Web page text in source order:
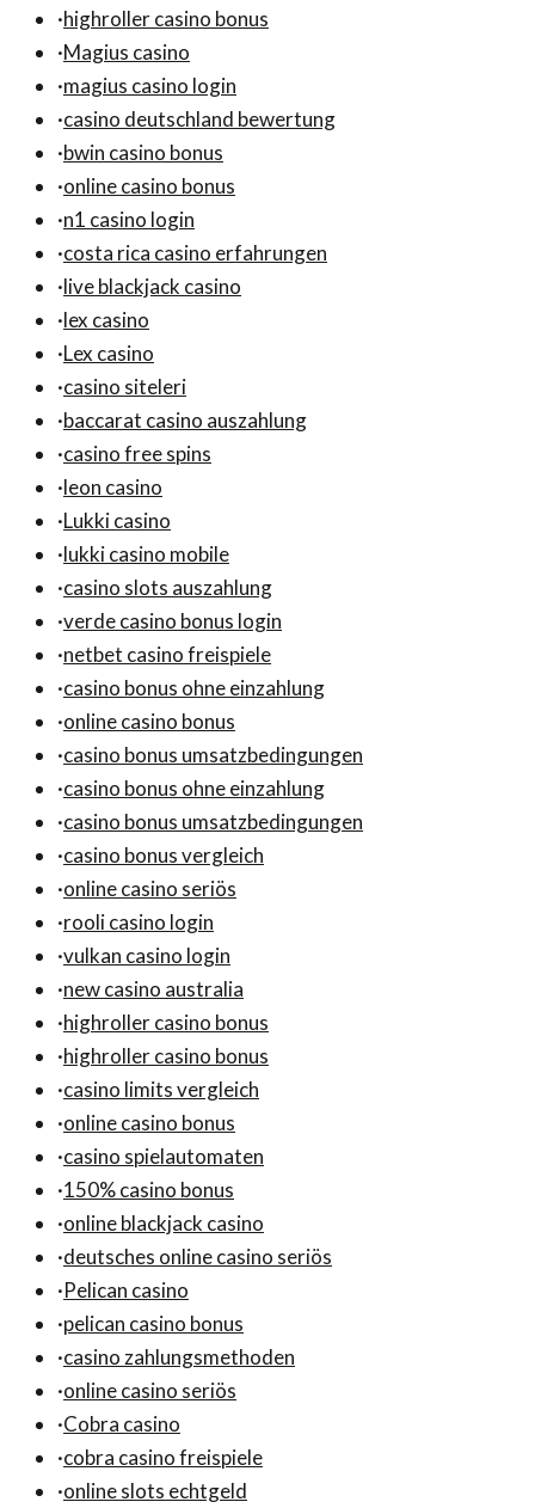
·highroller casino bonus
·Magius casino
·magius casino login
·casino deutschland bewertung
·bwin casino bonus
·online casino bonus
·n1 casino login
·costa rica casino erfahrungen
·live blackjack casino
·lex casino
·Lex casino
·casino siteleri
·baccarat casino auszahlung
·casino free spins
·leon casino
·Lukki casino
·lukki casino mobile
·casino slots auszahlung
·verde casino bonus login
·netbet casino freispiele
·casino bonus ohne einzahlung
·online casino bonus
·casino bonus umsatzbedingungen
·casino bonus ohne einzahlung
·casino bonus umsatzbedingungen
·casino bonus vergleich
·online casino seriös
·rooli casino login
·vulkan casino login
·new casino australia
·highroller casino bonus
·highroller casino bonus
·casino limits vergleich
·online casino bonus
·casino spielautomaten
·150% casino bonus
·online blackjack casino
·deutsches online casino seriös
·Pelican casino
·pelican casino bonus
·casino zahlungsmethoden
·online casino seriös
·Cobra casino
·cobra casino freispiele
·online slots echtgeld